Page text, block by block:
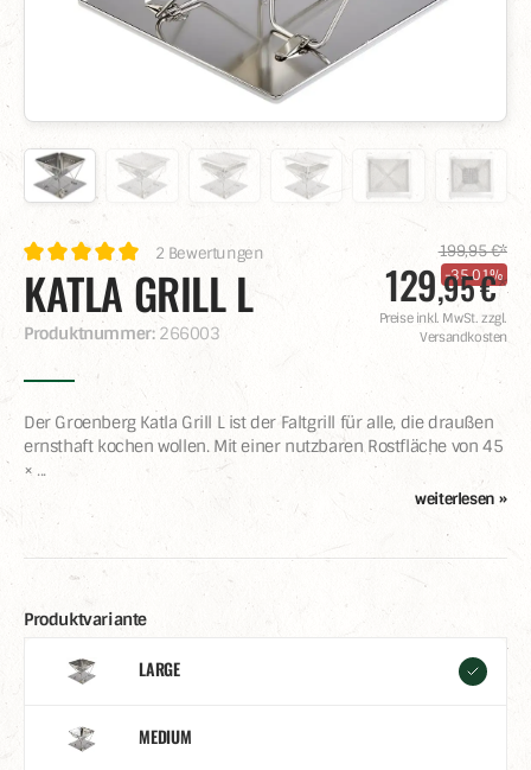
2 Bewertungen
KATLA GRILL L
Produktnummer: 266003
199,95 €*
-35.01%
129,95€*
Preise inkl. MwSt. zzgl.
Versandkosten
Der Groenberg Katla Grill L ist der Faltgrill für alle, die draußen
ernsthaft kochen wollen. Mit einer nutzbaren Rostfläche von 45
× ...
weiterlesen »
Produktvariante
LARGE
MEDIUM